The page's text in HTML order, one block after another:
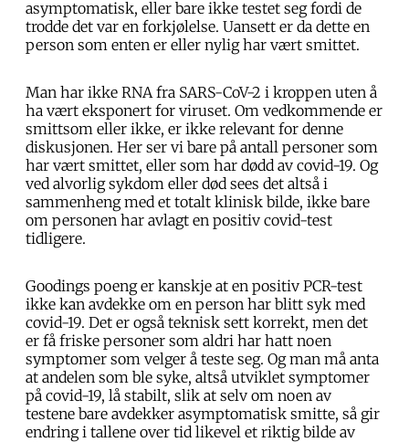
asymptomatisk, eller bare ikke testet seg fordi de
trodde det var en forkjølelse. Uansett er da dette en
person som enten er eller nylig har vært smittet.
Man har ikke RNA fra SARS-CoV-2 i kroppen uten å
ha vært eksponert for viruset. Om vedkommende er
smittsom eller ikke, er ikke relevant for denne
diskusjonen. Her ser vi bare på antall personer som
har vært smittet, eller som har dødd av covid-19. Og
ved alvorlig sykdom eller død sees det altså i
sammenheng med et totalt klinisk bilde, ikke bare
om personen har avlagt en positiv covid-test
tidligere.
Goodings poeng er kanskje at en positiv PCR-test
ikke kan avdekke om en person har blitt syk med
covid-19. Det er også teknisk sett korrekt, men det
er få friske personer som aldri har hatt noen
symptomer som velger å teste seg. Og man må anta
at andelen som ble syke, altså utviklet symptomer
på covid-19, lå stabilt, slik at selv om noen av
testene bare avdekker asymptomatisk smitte, så gir
endring i tallene over tid likevel et riktig bilde av